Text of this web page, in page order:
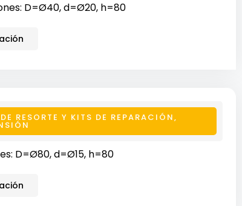
D=Ø40, d=Ø20, h=80
RESORTE Y KITS DE REPARACIÓN,
D=Ø80, d=Ø15, h=80